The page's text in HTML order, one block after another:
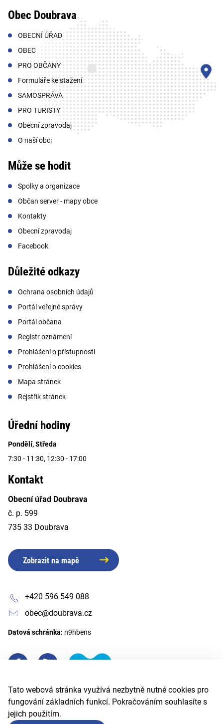
Tato webová stránka využívá nezbytně nutné cookies pro
fungování základních funkcí. Pokračováním souhlasíte s
jejich použitím.
Obec Doubrava
OBECNÍ ÚŘAD
OBEC
PRO OBČANY
Formuláře ke stažení
SAMOSPRÁVA
PRO TURISTY
Obecní zpravodaj
O naší obci
Může se hodit
Spolky a organizace
Občan server - mapy obce
Kontakty
Obecní zpravodaj
Facebook
Důležité odkazy
Ochrana osobních údajů
Portál veřejné správy
Portál občana
Registr oznámení
Prohlášení o přístupnosti
Prohlášení o cookies
Mapa stránek
Rejstřík stránek
Úřední hodiny
Pondělí, Středa
7:30 - 11:30, 12:30 - 17:00
Kontakt
Obecní úřad Doubrava
č. p. 599
735 33 Doubrava
Zobrazit na mapě
+420 596 549 088
obec@doubrava.cz
Datová schránka: n9hbens